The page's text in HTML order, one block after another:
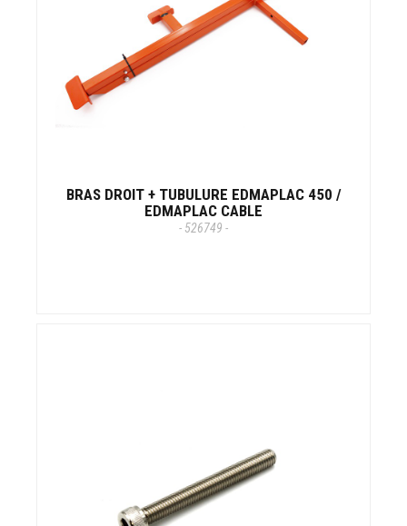
BRAS DROIT + TUBULURE EDMAPLAC 450 /
EDMAPLAC CABLE
- 526749 -